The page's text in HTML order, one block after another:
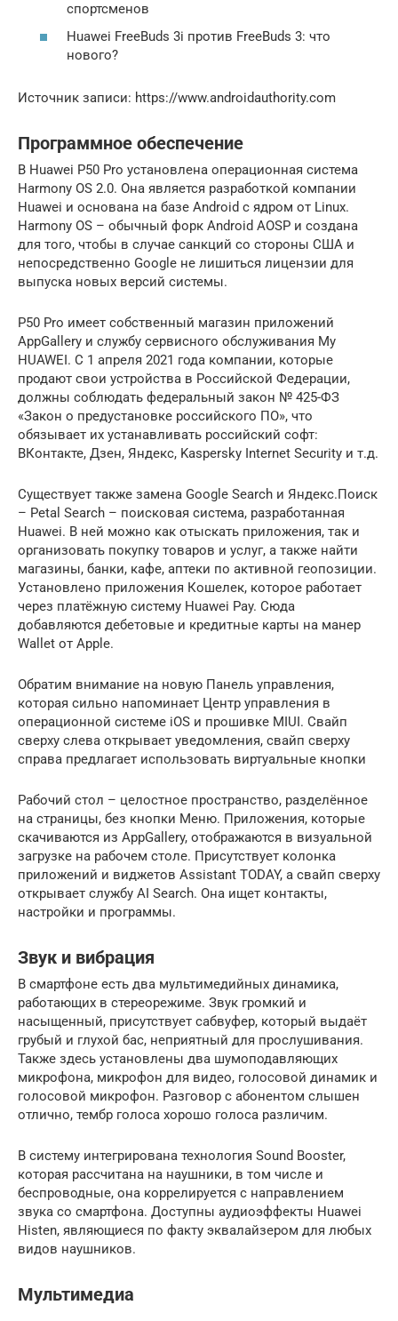
спортсменов
Huawei FreeBuds 3i против FreeBuds 3: что
нового?
Источник записи: https://www.androidauthority.com
Программное обеспечение
В Huawei P50 Pro установлена операционная система
Harmony OS 2.0. Она является разработкой компании
Huawei и основана на базе Android с ядром от Linux.
Harmony OS – обычный форк Android AOSP и создана
для того, чтобы в случае санкций со стороны США и
непосредственно Google не лишиться лицензии для
выпуска новых версий системы.
P50 Pro имеет собственный магазин приложений
AppGallery и службу сервисного обслуживания My
HUAWEI. С 1 апреля 2021 года компании, которые
продают свои устройства в Российской Федерации,
должны соблюдать федеральный закон № 425-ФЗ
«Закон о предустановке российского ПО», что
обязывает их устанавливать российский софт:
ВКонтакте, Дзен, Яндекс, Kaspersky Internet Security и т.д.
Существует также замена Google Search и Яндекс.Поиск
– Petal Search – поисковая система, разработанная
Huawei. В ней можно как отыскать приложения, так и
организовать покупку товаров и услуг, а также найти
магазины, банки, кафе, аптеки по активной геопозиции.
Установлено приложения Кошелек, которое работает
через платёжную систему Huawei Pay. Сюда
добавляются дебетовые и кредитные карты на манер
Wallet от Apple.
Обратим внимание на новую Панель управления,
которая сильно напоминает Центр управления в
операционной системе iOS и прошивке MIUI. Свайп
сверху слева открывает уведомления, свайп сверху
справа предлагает использовать виртуальные кнопки
Рабочий стол – целостное пространство, разделённое
на страницы, без кнопки Меню. Приложения, которые
скачиваются из AppGallery, отображаются в визуальной
загрузке на рабочем столе. Присутствует колонка
приложений и виджетов Assistant TODAY, а свайп сверху
открывает службу AI Search. Она ищет контакты,
настройки и программы.
Звук и вибрация
В смартфоне есть два мультимедийных динамика,
работающих в стереорежиме. Звук громкий и
насыщенный, присутствует сабвуфер, который выдаёт
грубый и глухой бас, неприятный для прослушивания.
Также здесь установлены два шумоподавляющих
микрофона, микрофон для видео, голосовой динамик и
голосовой микрофон. Разговор с абонентом слышен
отлично, тембр голоса хорошо голоса различим.
В систему интегрирована технология Sound Booster,
которая рассчитана на наушники, в том числе и
беспроводные, она коррелируется с направлением
звука со смартфона. Доступны аудиоэффекты Huawei
Histen, являющиеся по факту эквалайзером для любых
видов наушников.
Мультимедиа